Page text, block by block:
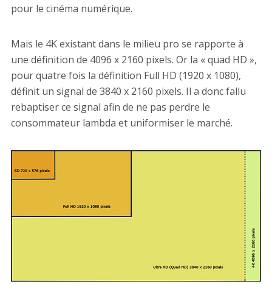
pour le cinéma numérique.
Mais le 4K existant dans le milieu pro se rapporte à
une définition de 4096 x 2160 pixels. Or la « quad HD »,
pour quatre fois la définition Full HD (1920 x 1080),
définit un signal de 3840 x 2160 pixels. Il a donc fallu
rebaptiser ce signal afin de ne pas perdre le
consommateur lambda et uniformiser le marché.